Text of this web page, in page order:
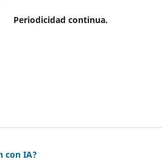
Periodicidad continua.
con IA?